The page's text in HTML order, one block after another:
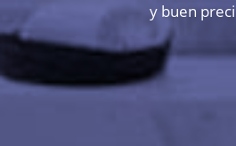
y buen